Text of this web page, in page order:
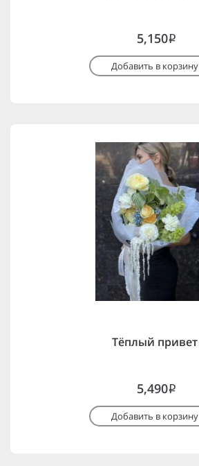
5,150i
Добавить в корзину
Тёплый привет
5,490i
Добавить в корзину